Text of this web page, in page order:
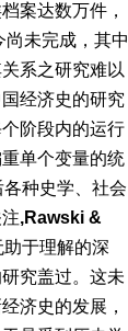
案达数万件，
未完成，其中
系之研究难以
经济史的研究
阶段内的运行
单个变量的统
种史学、社会
,Rawski &
于理解的深
究盖过。这未
济史的发展，